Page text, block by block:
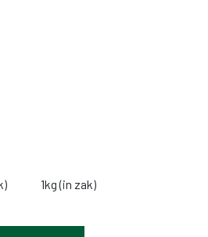
1kg (in zak)